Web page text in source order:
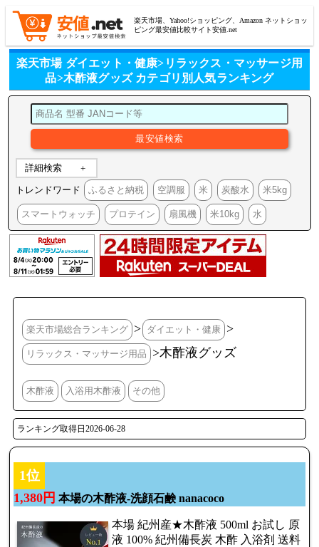
楽天市場、Yahoo!ショッピング、Amazon ネットショッ
ピング最安値比較サイト安値.net
楽天市場 ダイエット・健康>リラックス・マッサージ用
品>木酢液グッズ カテゴリ別人気ランキング
詳細検索
トレンドワード ふるさと納税 空調服 米 炭酸水 米5kg
スマートウォッチ プロテイン 扇風機 米10kg 水
楽天市場総合ランキング > ダイエット・健康 >
リラックス・マッサージ用品 >木酢液グッズ
木酢液 入浴用木酢液 その他
ランキング取得日2026-06-28
1位
1,380円 本場の木酢液-洗顔石鹸 nanacoco
本場 紀州産★木酢液 500ml お試し 原
液 100% 紀州備長炭 木酢 入浴剤 送料